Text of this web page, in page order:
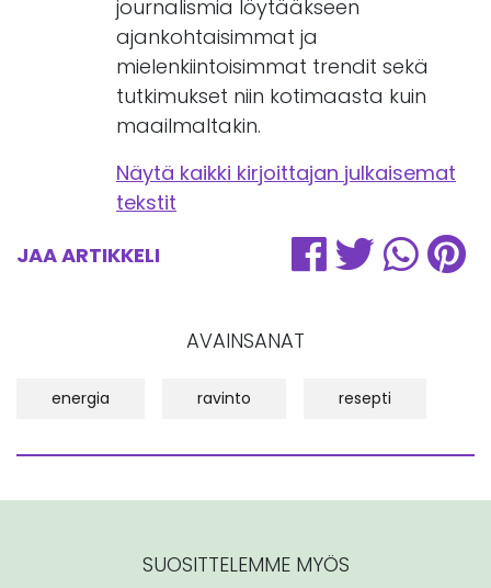
journalismia löytääkseen
ajankohtaisimmat ja
mielenkiintoisimmat trendit sekä
tutkimukset niin kotimaasta kuin
maailmaltakin.
Näytä kaikki kirjoittajan julkaisemat
tekstit
JAA ARTIKKELI
AVAINSANAT
energia ravinto resepti
SUOSITTELEMME MYÖS